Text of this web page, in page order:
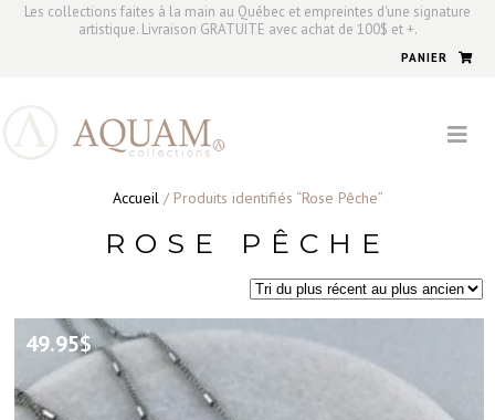
Les collections faites à la main au Québec et empreintes d'une signature
artistique. Livraison GRATUITE avec achat de 100$ et +.
PANIER
Accueil/ Produits identifiés “Rose Pêche”
ROSE PÊCHE
49.95$